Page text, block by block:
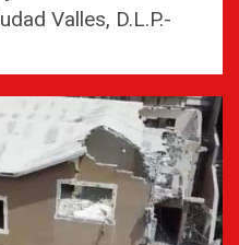
Valles, D.L.P.-